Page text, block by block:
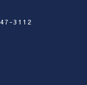
3112